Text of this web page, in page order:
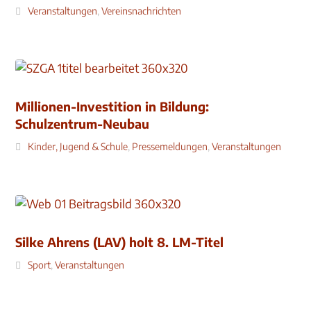
Veranstaltungen,Vereinsnachrichten
Millionen-Investition in Bildung:
Schulzentrum-Neubau
Kinder, Jugend & Schule, Pressemeldungen,Veranstaltungen
Silke Ahrens (LAV) holt 8. LM-Titel
Sport,Veranstaltungen